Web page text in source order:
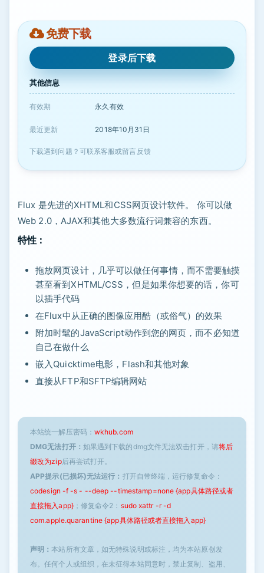
免费下载
登录后下载
其他信息
有效期 永久有效
最近更新 2018年10月31日
下载遇到问题？可联系客服或留言反馈
Flux 是先进的XHTML和CSS网页设计软件。 你可以做
Web 2.0，AJAX和其他大多数流行词兼容的东西。
特性：
拖放网页设计，几乎可以做任何事情，而不需要触摸
甚至看到XHTML/CSS，但是如果你想要的话，你可
以插手代码
在Flux中从正确的图像应用酷（或俗气）的效果
附加时髦的JavaScript动作到您的网页，而不必知道
自己在做什么
嵌入Quicktime电影，Flash和其他对象
直接从FTP和SFTP编辑网站
本站统一解压密码： wkhub.com
DMG无法打开： 如果遇到下载的dmg文件无法双击打开，请将后
缀改为zip后再尝试打开。
APP提示(已损坏)无法运行： 打开自带终端，运行修复命令：
codesign -f -s - --deep --timestamp=none {app具体路径或者
直接拖入app}；修复命令2： sudo xattr -r -d
com.apple.quarantine {app具体路径或者直接拖入app}
声明：本站所有文章，如无特殊说明或标注，均为本站原创发
布。任何个人或组织，在未征得本站同意时，禁止复制、盗用、